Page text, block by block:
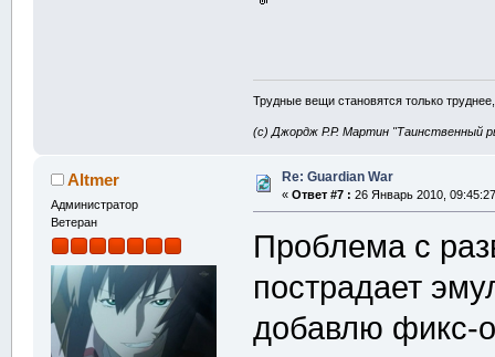
Трудные вещи становятся только
(с) Джордж Р.Р. Мартин "Таинственный
Altmer
Администратор
Ветеран
Re: Guardian War
« Ответ #7 : 26 Январь 2010,
Проблема с
пострадает
добавлю фикс-